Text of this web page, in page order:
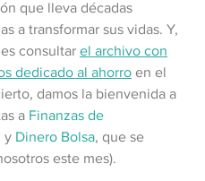
que lleva décadas
a transformar sus vidas. Y,
consultarel archivo con
dedicado al ahorroen el
damos la bienvenida a
a Finanzas de
y Dinero Bolsa, que se
este mes).